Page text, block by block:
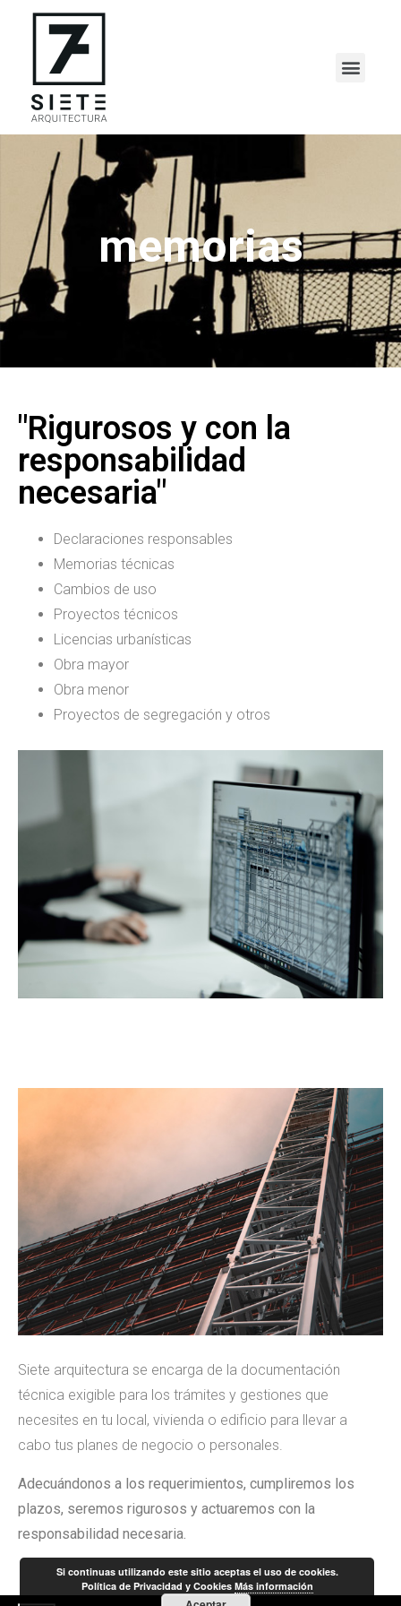
memorias
"Rigurosos y con la
responsabilidad
necesaria"
Declaraciones responsables
Memorias técnicas
Cambios de uso
Proyectos técnicos
Licencias urbanísticas
Obra mayor
Obra menor
Proyectos de segregación y otros
Siete arquitectura se encarga de la documentación
técnica exigible para los trámites y gestiones que
necesites en tu local, vivienda o edificio para llevar a
cabo tus planes de negocio o personales.
Adecuándonos a los requerimientos, cumpliremos los
plazos, seremos rigurosos y actuaremos con la
responsabilidad necesaria.
Si continuas utilizando este sitio aceptas el uso de cookies.
Política de Privacidad y Cookies Más información